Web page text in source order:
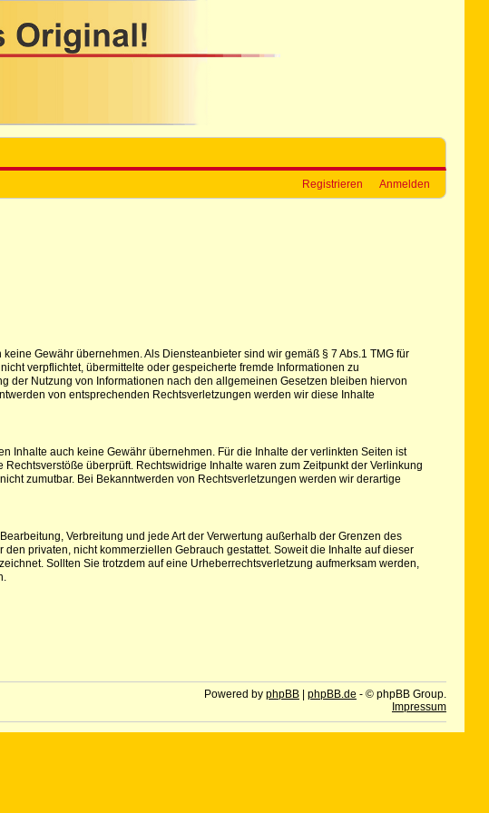
Registrieren Anmelden
Gewähr übernehmen. Als Diensteanbieter sind wir gemäß § 7 Abs.1 TMG für
verpflichtet, übermittelte oder gespeicherte fremde Informationen zu
der Nutzung von Informationen nach den allgemeinen Gesetzen bleiben hiervon
von entsprechenden Rechtsverletzungen werden wir diese Inhalte
Inhalte auch keine Gewähr übernehmen. Für die Inhalte der verlinkten Seiten ist
überprüft. Rechtswidrige Inhalte waren zum Zeitpunkt der Verlinkung
zumutbar. Bei Bekanntwerden von Rechtsverletzungen werden wir derartige
Verbreitung und jede Art der Verwertung außerhalb der Grenzen des
privaten, nicht kommerziellen Gebrauch gestattet. Soweit die Inhalte auf dieser
Sollten Sie trotzdem auf eine Urheberrechtsverletzung aufmerksam werden,
Powered by phpBB| phpBB.de - © phpBB Group.
Impressum